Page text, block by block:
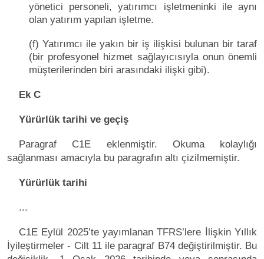
yönetici personeli, yatırımcı işletmeninki ile aynı
olan yatırım yapılan işletme.
(f) Yatırımcı ile yakın bir iş ilişkisi bulunan bir taraf
(bir profesyonel hizmet sağlayıcısıyla onun önemli
müşterilerinden biri arasındaki ilişki gibi).
Ek C
Yürürlük tarihi ve geçiş
Paragraf C1E eklenmiştir. Okuma kolaylığı
sağlanması amacıyla bu paragrafın altı çizilmemiştir.
Yürürlük tarihi
...
C1E Eylül 2025’te yayımlanan TFRS’lere İlişkin Yıllık
İyileştirmeler - Cilt 11 ile paragraf B74 değiştirilmiştir. Bu